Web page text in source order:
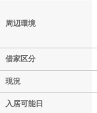
周辺環境
借家区分
現況
入居可能日